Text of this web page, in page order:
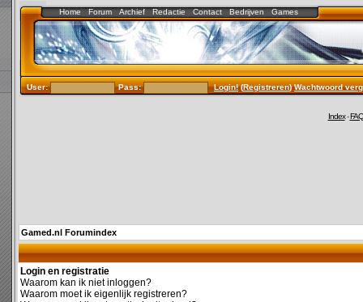
Home Forum Archief Redactie Contact Bedrijven Games
User: Pass: Login!(Registreren)Wachtwoord
Index-FAQ
Gamed.nl Forumindex
Login en registratie
Waarom kan ik niet inloggen?
Waarom moet ik eigenlijk registreren?